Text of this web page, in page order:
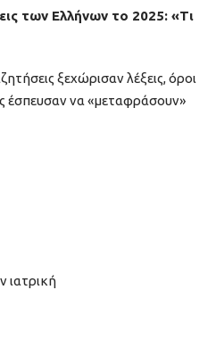
των Ελλήνων το 2025: «Τι
ξεχώρισαν λέξεις, όροι
έσπευσαν να «μεταφράσουν»
ιατρική